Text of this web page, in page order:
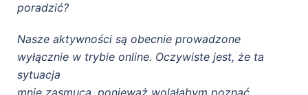
poradzić?
Nasze aktywności są obecnie prowadzone
wyłącznie w trybie online. Oczywiste jest, że ta
sytuacja